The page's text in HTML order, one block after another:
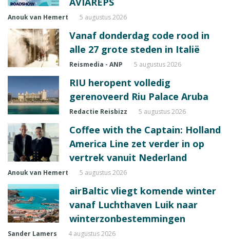
Anouk van Hemert 5 augustus 2026
Vanaf donderdag code rood in
alle 27 grote steden in Italië
Reismedia - ANP 5 augustus 2026
RIU heropent volledig
gerenoveerd Riu Palace Aruba
Redactie Reisbizz 5 augustus 2026
Coffee with the Captain: Holland
America Line zet verder in op
vertrek vanuit Nederland
Anouk van Hemert 5 augustus 2026
airBaltic vliegt komende winter
vanaf Luchthaven Luik naar
winterzonbestemmingen
Sander Lamers 4 augustus 2026